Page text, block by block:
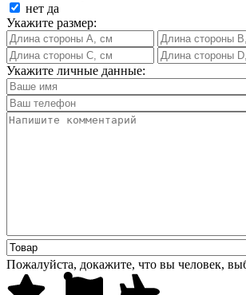
нет да
Укажите размер:
Укажите личные данные:
Пожалуйста, докажите, что вы человек,